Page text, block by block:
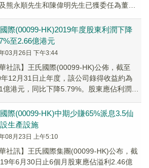
熊永順先生和陳偉明先生已獲委任為董事
際(00099-HK)2019年度股東利潤下降
至2.66億港元
03月26日 下午3:44
華社訊】王氏國際(00099-HK)公佈，截至
12月31日止年度，該公司錄得收益約為
億港元，同比下降5.79%。股東應佔利潤約
際(00099-HK)中期少賺65%派息3.5仙
生產設施
08月23日 上午5:10
華社訊】王氏國際集團(00099-HK)公布，截
年6月30日止6個月股東應佔溢利2.46億